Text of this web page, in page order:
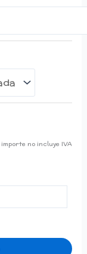
no incluye IVA